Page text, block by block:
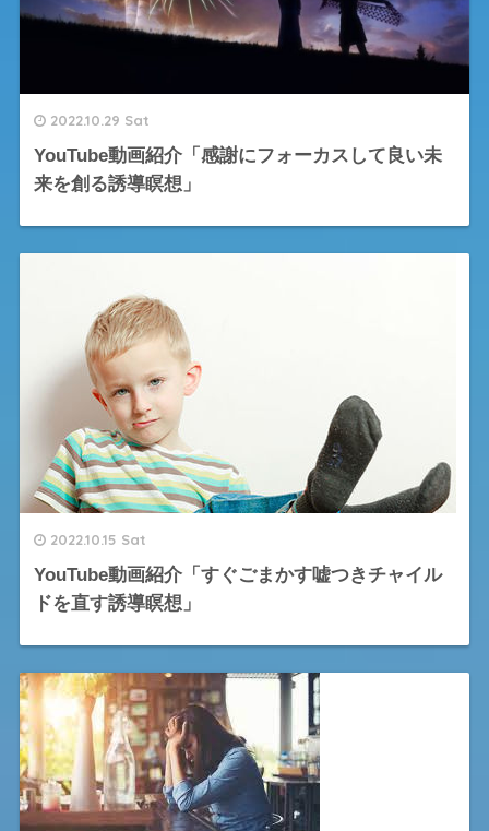
2022.10.29 Sat
YouTube動画紹介「感謝にフォーカスして良い未
来を創る誘導瞑想」
2022.10.15 Sat
YouTube動画紹介「すぐごまかす嘘つきチャイル
ドを直す誘導瞑想」